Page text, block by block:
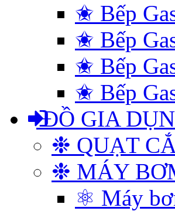
✬ Bếp
✬ Bếp
✬ Bếp
✬ Bếp
ĐỒ GIA
❉ QUẠT
❉ MÁY
⚛ Máy